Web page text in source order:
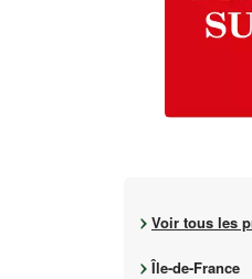
Voir tous les
Île-de-France